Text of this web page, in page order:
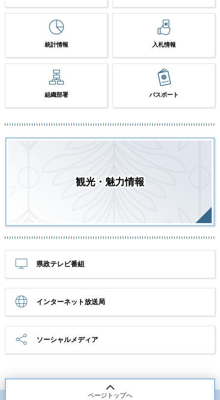
統計情報 入札情報
組織部署 パスポート
観光・魅力情報
県政テレビ番組
インターネット放送局
ソーシャルメディア
ページトップへ